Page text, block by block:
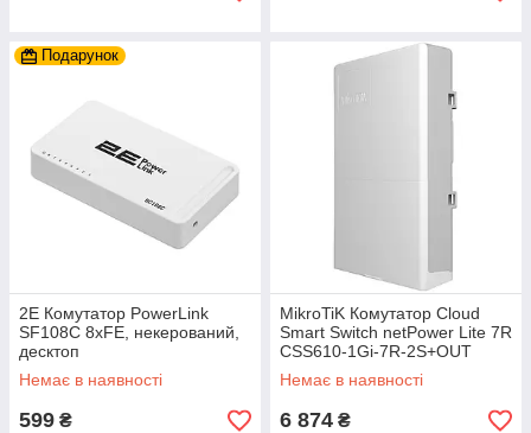
Подарунок
2E Комутатор PowerLink
SF108C 8xFE, некерований,
десктоп
Немає в наявності
599 ₴
MikroTiK Комутатор Cloud
Smart Switch netPower Lite 7R
CSS610-1Gi-7R-2S+OUT
Немає в наявності
6 874 ₴